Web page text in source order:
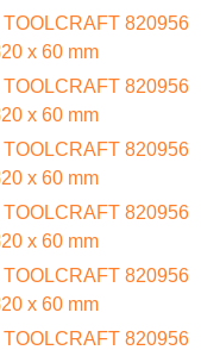
820956
x 60 mm
820956
x 60 mm
820956
x 60 mm
820956
x 60 mm
820956
x 60 mm
820956